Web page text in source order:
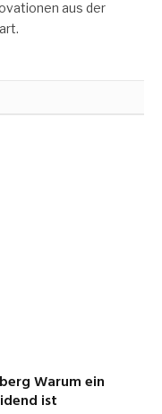
aus der
Warum ein
ist